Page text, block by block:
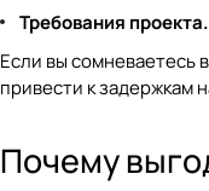
Требования проекта.
Если вы сомневаетесь
привести к задержкам
Почему